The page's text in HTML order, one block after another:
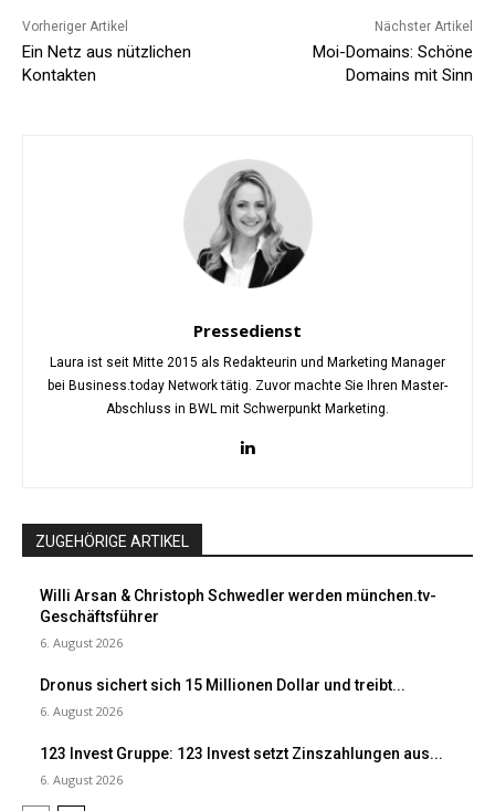
Vorheriger Artikel
Ein Netz aus nützlichen
Kontakten
Nächster Artikel
Moi-Domains: Schöne
Domains mit Sinn
Pressedienst
Laura ist seit Mitte 2015 als Redakteurin und Marketing Manager
bei Business.today Network tätig. Zuvor machte Sie Ihren Master-
Abschluss in BWL mit Schwerpunkt Marketing.
ZUGEHÖRIGE ARTIKEL
Willi Arsan & Christoph Schwedler werden münchen.tv-
Geschäftsführer
6. August 2026
Dronus sichert sich 15 Millionen Dollar und treibt...
6. August 2026
123 Invest Gruppe: 123 Invest setzt Zinszahlungen aus...
6. August 2026